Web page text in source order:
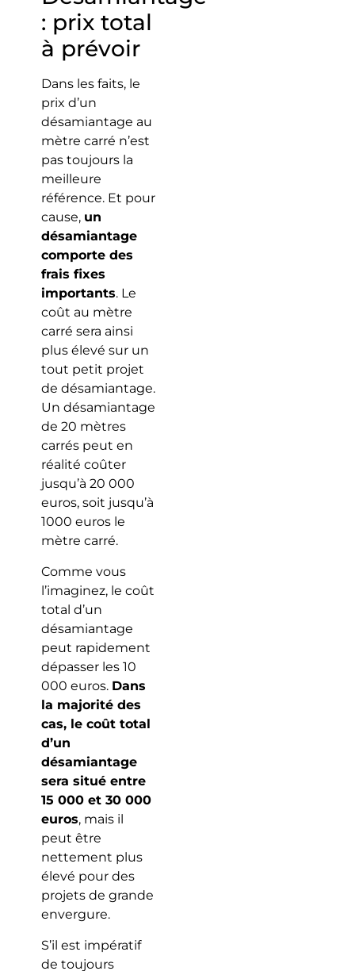
: prix total
à prévoir
Dans les faits, le
prix d’un
désamiantage au
mètre carré n’est
pas toujours la
meilleure
référence. Et pour
cause, un
désamiantage
comporte des
frais fixes
importants. Le
coût au mètre
carré sera ainsi
plus élevé sur un
tout petit projet
de désamiantage.
Un désamiantage
de 20 mètres
carrés peut en
réalité coûter
jusqu’à 20 000
euros, soit jusqu’à
1000 euros le
mètre carré.
Comme vous
l’imaginez, le coût
total d’un
désamiantage
peut rapidement
dépasser les 10
000 euros. Dans
la majorité des
cas, le coût total
d’un
désamiantage
sera situé entre
15 000 et 30 000
euros, mais il
peut être
nettement plus
élevé pour des
projets de grande
envergure.
S’il est impératif
de toujours